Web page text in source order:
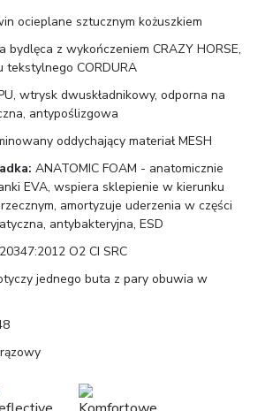
ocieplane sztucznym kożuszkiem
bydlęca z wykończeniem CRAZY HORSE,
tekstylnego CORDURA
wtrysk dwuskładnikowy, odporna na
antypoślizgowa
oddychający materiał MESH
ANATOMIC FOAM - anatomicznie
EVA, wspiera sklepienie w kierunku
amortyzuje uderzenia w części
antybakteryjna, ESD
O2 CI SRC
jednego buta z pary obuwia w